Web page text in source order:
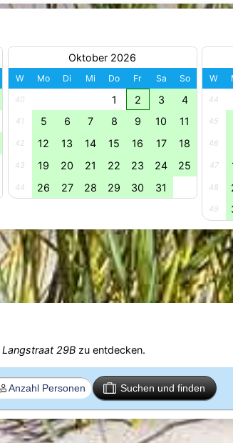
Oktober 2026
W Mo Di Mi Do Fr Sa So
40 1 2 3 4
41 5 6 7 8 9 10 11
42 12 13 14 15 16 17 18
43 19 20 21 22 23 24 25
44 26 27 28 29 30 31
W
44
45
46
47
48
49
Langstraat 29Bzu entdecken.
Suchen und finden